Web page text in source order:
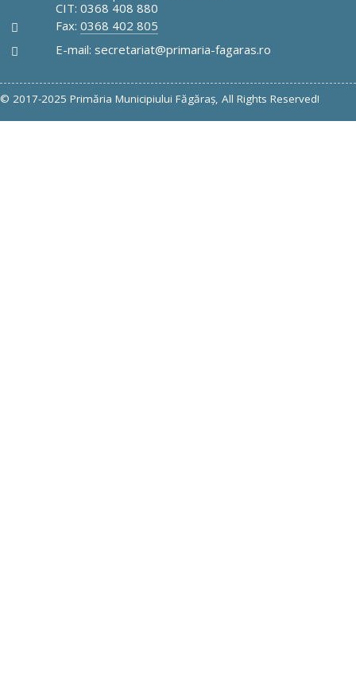
CIT: 0368 408 880
Fax: 0368 402 805
E-mail: secretariat@primaria-fagaras.ro
© 2017-2025 Primăria Municipiului Făgăraş, All Rights Reserved!